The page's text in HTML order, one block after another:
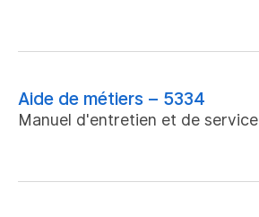
Aide de métiers – 5334
Manuel d'entretien et de service